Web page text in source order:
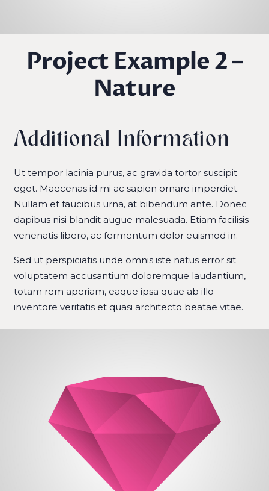
Project Example 2 –
Nature
Additional Information
Ut tempor lacinia purus, ac gravida tortor suscipit
eget. Maecenas id mi ac sapien ornare imperdiet.
Nullam et faucibus urna, at bibendum ante. Donec
dapibus nisi blandit augue malesuada. Etiam facilisis
venenatis libero, ac fermentum dolor euismod in.
Sed ut perspiciatis unde omnis iste natus error sit
voluptatem accusantium doloremque laudantium,
totam rem aperiam, eaque ipsa quae ab illo
inventore veritatis et quasi architecto beatae vitae.